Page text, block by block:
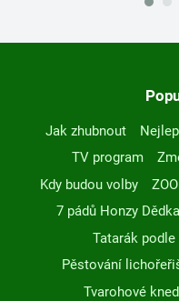
Jak zhubnout
TV program
Kdy budou volby
7 pádů Honzy Dědka
Tatarák
Pěstování
Tvarohové